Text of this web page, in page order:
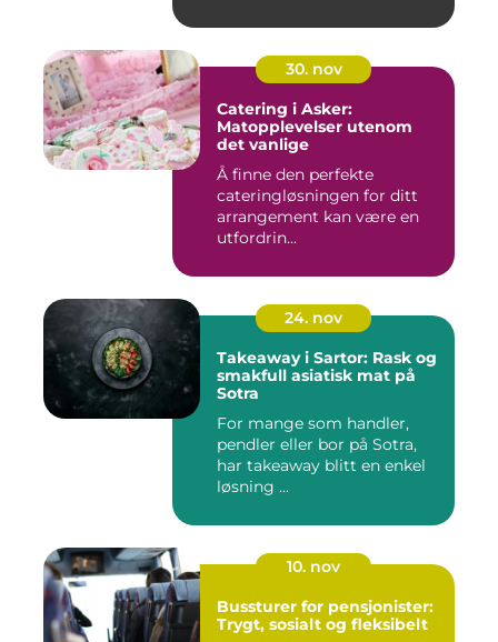
30. nov
Catering i Asker:
Matopplevelser utenom
det vanlige
Å finne den perfekte
cateringløsningen for ditt
arrangement kan være en
utfordrin...
24. nov
Takeaway i Sartor: Rask og
smakfull asiatisk mat på
Sotra
For mange som handler,
pendler eller bor på Sotra,
har takeaway blitt en enkel
løsning ...
10. nov
Bussturer for pensjonister:
Trygt, sosialt og fleksibelt